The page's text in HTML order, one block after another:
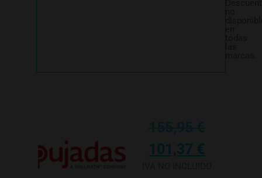
101,37 €